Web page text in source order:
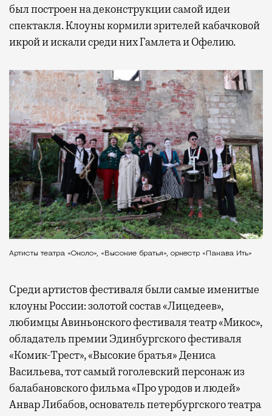
был построен на деконструкции самой идеи
спектакля. Клоуны кормили зрителей кабачковой
икрой и искали среди них Гамлета и Офелию.
Артисты театра «Около», «Высокие братья», оркестр «Пакава Ить»
Среди артистов фестиваля были самые именитые
клоуны России: золотой состав «Лицедеев»,
любимцы Авиньонского фестиваля театр «Микос»,
обладатель премии Эдинбургского фестиваля
«Комик-Трест», «Высокие братья» Дениса
Васильева, тот самый гоголевский персонаж из
балабановского фильма «Про уродов и людей»
Анвар Либабов, основатель петербургского театра